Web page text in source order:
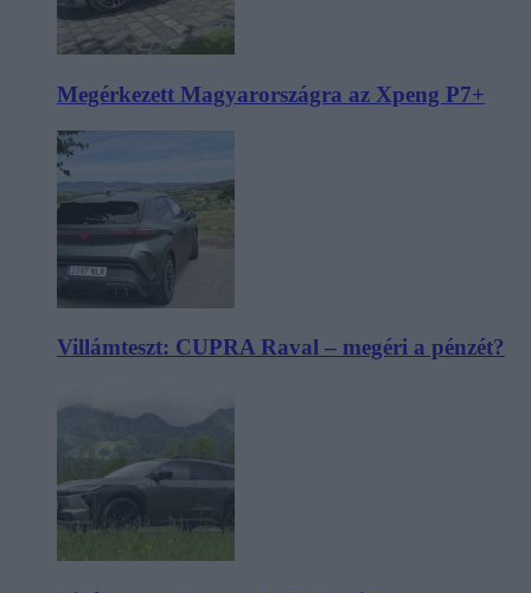
Megérkezett Magyarországra az Xpeng P7+
Villámteszt: CUPRA Raval – megéri a pénzét?